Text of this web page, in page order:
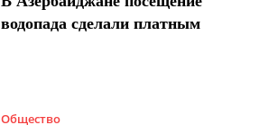
водопада сделали платным
Общество